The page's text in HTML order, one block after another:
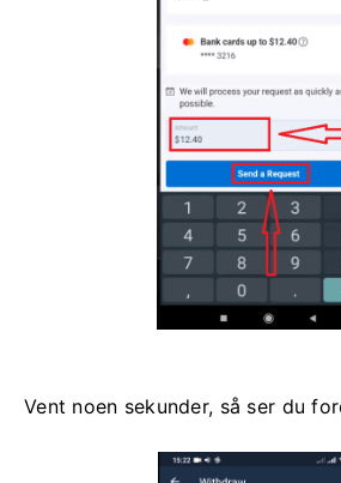
Vent noen sekunder, så ser du